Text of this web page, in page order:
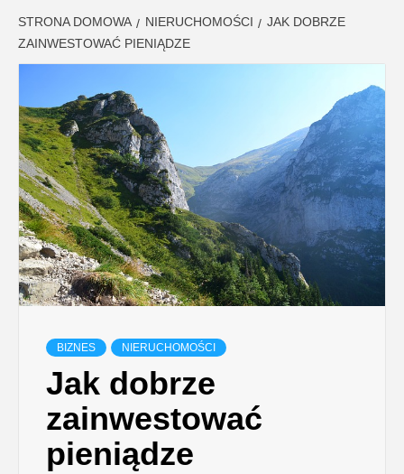
STRONA DOMOWA NIERUCHOMOŚCI
JAK DOBRZE
ZAINWESTOWAĆ PIENIĄDZE
BIZNES NIERUCHOMOŚCI
Jak dobrze
zainwestować
pieniądze